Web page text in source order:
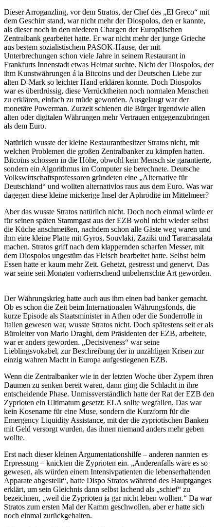
Dieser Arroganzling, vor dem Stratos, der Chef des „El Greco“ mit
dem Geschirr stand, war nicht mehr der Diospolos, den er kannte,
als dieser noch in den niederen Chargen der Europäischen
Zentralbank gearbeitet hatte. Er war nicht mehr der junge Grieche
aus bestem sozialistischem PASOK-Hause, der mit
Unterbrechungen schon viele Jahre in seinem Restaurant in
Frankfurts Innenstadt etwas Heimat suchte. Nicht der Diospolos, der
ihm Kunstwährungen á la Bitcoins und der Deutschen Liebe zur
alten D-Mark so leichter Hand erklären konnte. Doch Diospolos
war es überdrüssig, diese Verrücktheiten noch normalen Menschen
zu erklären, einfach zu müde geworden. Ausgelaugt war der
monetäre Powerman. Zurzeit schienen die Bürger irgendwie allen
alten oder digitalen Währungen mehr Vertrauen entgegenzubringen
als dem Euro.
Natürlich wusste der kleine Restaurantbesitzer Stratos nicht, mit
welchen Problemen die großen Zentralbanker zu kämpfen hatten.
Bitcoins schossen in die Höhe, obwohl kein Mensch sie garantierte,
sondern ein Algorithmus im Computer sie berechnete. Deutsche
Volkswirtschaftsprofessoren gründeten eine „Alternative für
Deutschland“ und wollten alternativlos raus aus dem Euro. Was war
dagegen diese kleine mickerige Insel der Aphrodite im Mittelmeer?
Aber das wusste Stratos natürlich nicht. Doch noch einmal würde er
für seinen späten Stammgast aus der EZB wohl nicht wieder selbst
die Küche anschmeißen, nachdem schon alle Gäste weg waren und
ihm eine kleine Platte mit Gyros, Souvlaki, Zaziki und Taramasalata
machen. Stratos griff nach dem klappernden scharfen Messer, mit
dem Diospolos ungestüm das Fleisch bearbeitet hatte. Selbst beim
Essen hatte er kaum mehr Zeit. Gehetzt, gestresst und genervt. Das
war seine seit Monaten vorherrschend unbeherrschte Art geworden.
Der Währungskrieg hatte auch aus ihm einen bad banker gemacht.
Ob es schon die Zeit beim Internationalen Währungsfonds, die
kurze Episode als Staatsminister in Athen oder die Sonderrolle in
Italien gewesen war, wusste Stratos nicht. Doch spätestens seit er als
Büroleiter von Mario Draghi, dem Präsidenten der EZB, arbeitete,
war er anders geworden. „Decisiveness“ war seine
Lieblingsvokabel, zur Beschreibung der in unzähligen Krisen zur
einzig wahren Macht in Europa aufgestiegenen EZB.
Wenn die Zentralbanker wie in der letzten Woche über Zypern ihren
Daumen zu senken bereit waren, dann ging die Schlacht in ihre
entscheidende Phase. Unmissverständlich hatte der Rat der EZB den
Zyprioten ein Ultimatum gesetzt: ELA sollte wegfallen. Das war
kein Kosename für eine Muse, sondern die Kurzform für die
Emergency Liquidity Assistance, mit der die zypriotischen Banken
mit Geld versorgt wurden, das ihnen niemand anders mehr geben
wollte.
Erst nach dieser kleinen Argumentationshilfe – anderen nannten es
Erpressung – knickten die Zyprioten ein. „Anderenfalls wäre es so
gewesen, als würden einem Intensivpatienten die lebenserhaltenden
Apparate abgestellt“, hatte Dispo Stratos während des Hauptganges
erklärt, um sein Gleichnis dann selbst lachend als „schief“ zu
bezeichnen, „weil die Zyprioten ja gar nicht leben wollten.“ Da war
Stratos zum ersten Mal der Kamm geschwollen, aber er hatte sich
noch einmal zurückgehalten.